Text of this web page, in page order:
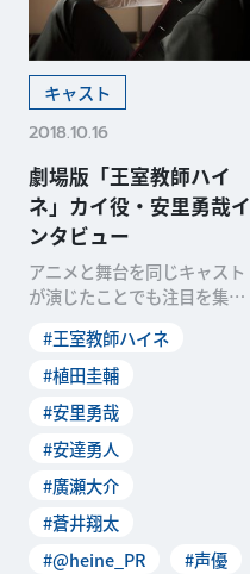
キャスト
2018.10.16
劇場版「王室教師ハイ
ネ」カイ役・安里勇哉イ
ンタビュー
アニメと舞台を同じキャスト
が演じたことでも注目を集め
な本作の劇場版アニメが
#王室教師ハイネ
#植田圭輔
#安里勇哉
#安達勇人
#廣瀬大介
#蒼井翔太
#@heine_PR
#声優